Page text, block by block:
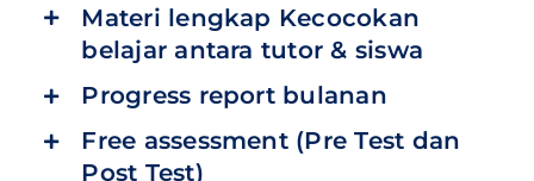
Materi lengkap Kecocokan
belajar antara tutor & siswa
Progress report bulanan
Free assessment (Pre Test dan
Post Test)